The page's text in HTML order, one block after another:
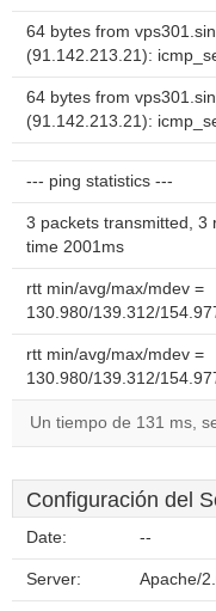
64 bytes from
(91.142.213.21):
64 bytes from
(91.142.213.21):
--- ping statistics ---
3 packets transmitted, 3
time 2001ms
rtt min/avg/max/mdev =
130.980/139.312/
rtt min/avg/max/mdev =
130.980/139.312/
Un tiempo de 131 ms,
Configuración del
Date: --
Server: Apache/